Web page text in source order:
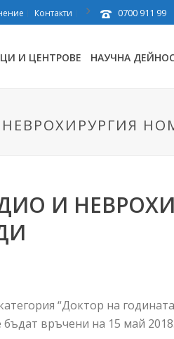
Контакти 0700 911 99
И ЦЕНТРОВЕ НАУЧНА
И
“Доктор на
връчени на 15 май 2018.